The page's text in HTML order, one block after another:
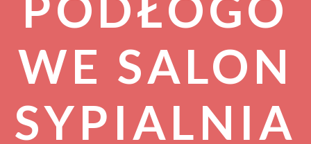
WE SALON
SYPIALNIA